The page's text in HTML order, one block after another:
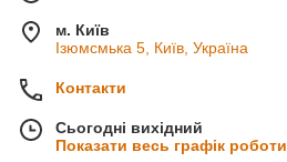
м. Київ
Ізюмсмька 5, Київ, Україна
Контакти
Сьогодні вихідний
Показати весь графік роботи